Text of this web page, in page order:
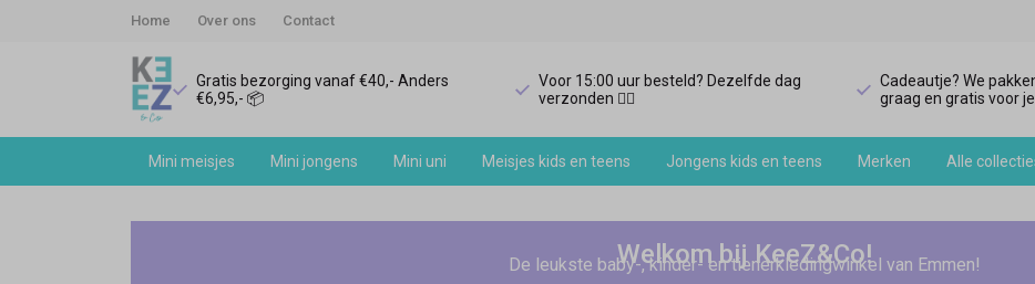
Home Over ons Contact
Gratis bezorging vanaf €40,- Anders
€6,95,- 📦
Voor 15:00 uur besteld? Dezelfde dag
verzonden 🏃‍♀️
Cadeautje? We
graag en gratis voor
Mini meisjes Mini jongens Mini uni Meisjes kids en teens Jongens kids en teens Merken Alle
Looxs
Welkom bij KeeZ&Co!
De leukste baby-, kinder- en tienerkledingwinkel van Emmen!